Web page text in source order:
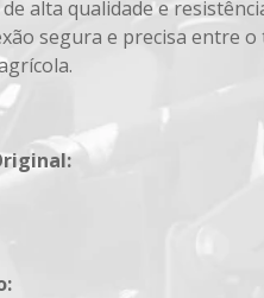
alta qualidade e
segura e precisa entre